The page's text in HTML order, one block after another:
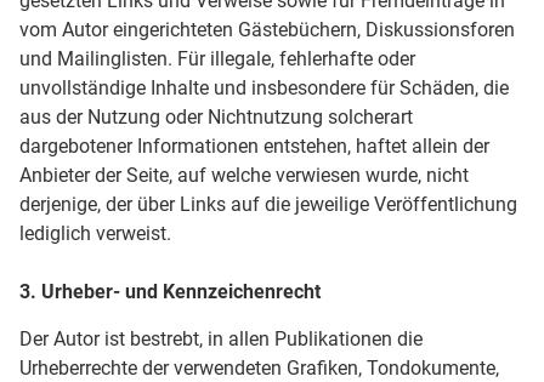
vom Autor eingerichteten Gästebüchern, Diskussionsforen
und Mailinglisten. Für illegale, fehlerhafte oder
unvollständige Inhalte und insbesondere für Schäden, die
aus der Nutzung oder Nichtnutzung solcherart
dargebotener Informationen entstehen, haftet allein der
Anbieter der Seite, auf welche verwiesen wurde, nicht
derjenige, der über Links auf die jeweilige Veröffentlichung
lediglich verweist.
3. Urheber- und Kennzeichenrecht
Der Autor ist bestrebt, in allen Publikationen die
Urheberrechte der verwendeten Grafiken, Tondokumente,